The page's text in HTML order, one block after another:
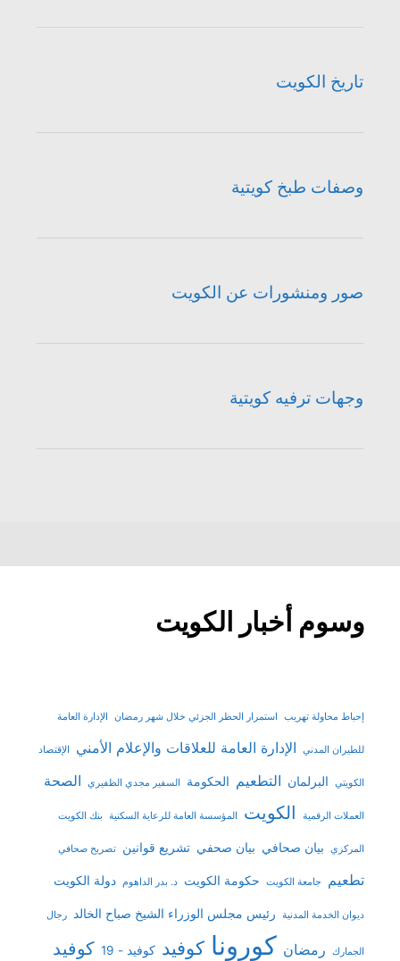
تاريخ الكويت
وصفات طبخ كويتية
صور ومنشورات عن الكويت
وجهات ترفيه كويتية
وسوم أخبار الكويت
إحباط محاولة تهريب استمرار الحظر الجزئي خلال شهر رمضان الإدارة العامة
للطيران المدني الإدارة العامة للعلاقات والإعلام الأمني الإقتصاد
الكويتي البرلمان التطعيم الحكومة السفير مجدي الظفيري الصحة
العملات الرقمية الكويت المؤسسة العامة للرعاية السكنية بنك الكويت
المركزي بيان صحافي بيان صحفي تشريع قوانين تصريح صحافي
تطعيم جامعة الكويت حكومة الكويت د. بدر الداهوم دولة الكويت
ديوان الخدمة المدنية رئيس مجلس الوزراء الشيخ صباح الخالد رجال
الجمارك رمضان كورونا كوفيد كوفيد - 19 كوفيد